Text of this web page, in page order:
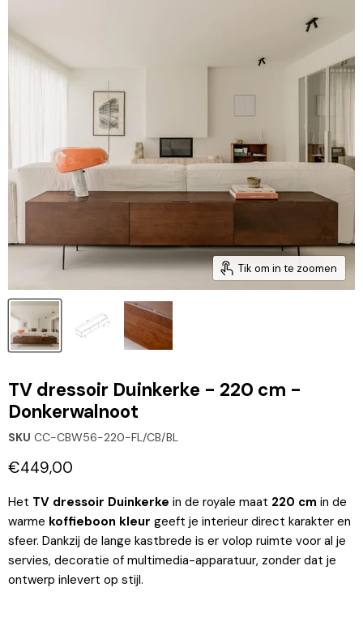
Tik om in te zoomen
TV dressoir Duinkerke - 220 cm -
Donkerwalnoot
SKU CC-CBW56-220-FL/CB/BL
Huidige prijs
€449,00
Het TV dressoir Duinkerke in de royale maat 220 cm in de
warme koffieboon kleur geeft je interieur direct karakter en
sfeer. Dankzij de lange kastbrede is er volop ruimte voor al je
servies, decoratie of multimedia-apparatuur, zonder dat je
ontwerp inlevert op stijl.